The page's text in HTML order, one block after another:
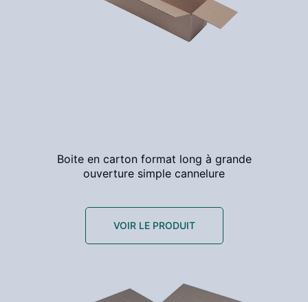
Boite en carton format long à grande
ouverture simple cannelure
VOIR LE PRODUIT